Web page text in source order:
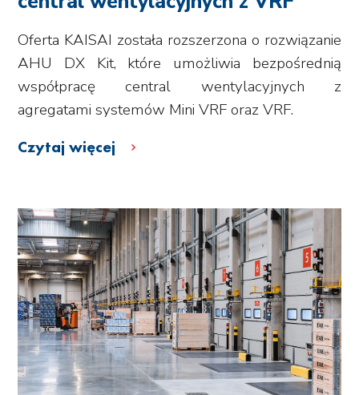
Oferta KAISAI została rozszerzona o rozwiązanie
AHU DX Kit, które umożliwia bezpośrednią
współpracę central wentylacyjnych z
agregatami systemów Mini VRF oraz VRF.
Czytaj więcej